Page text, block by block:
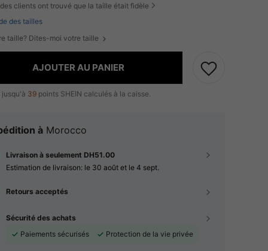
des clients ont trouvé que la taille était fidèle
des tailles
taille? Dites-moi votre taille
AJOUTER AU PANIER
jusqu'à 39 points SHEIN calculés à la caisse.
à Morocco
Livraison à seulement DH51.00
Estimation de livraison: le 30 août et le 4 sept.
Retours acceptés
Sécurité des achats
Paiements sécurisés
Protection de la vie privée